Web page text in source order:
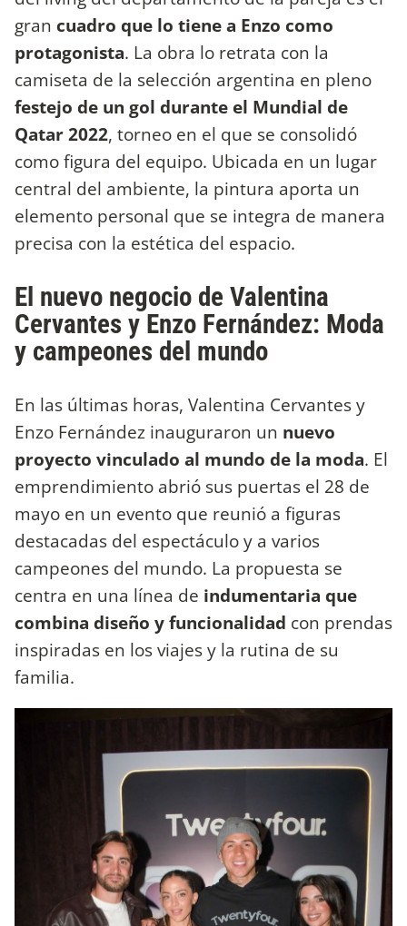
gran cuadro que lo tiene a Enzo como
protagonista. La obra lo retrata con la
camiseta de la selección argentina en pleno
festejo de un gol durante el Mundial de
Qatar 2022, torneo en el que se consolidó
como figura del equipo. Ubicada en un lugar
central del ambiente, la pintura aporta un
elemento personal que se integra de manera
precisa con la estética del espacio.
El nuevo negocio de Valentina
Cervantes y Enzo Fernández: Moda
y campeones del mundo
En las últimas horas, Valentina Cervantes y
Enzo Fernández inauguraron un nuevo
proyecto vinculado al mundo de la moda. El
emprendimiento abrió sus puertas el 28 de
mayo en un evento que reunió a figuras
destacadas del espectáculo y a varios
campeones del mundo. La propuesta se
centra en una línea de indumentaria que
combina diseño y funcionalidad con prendas
inspiradas en los viajes y la rutina de su
familia.